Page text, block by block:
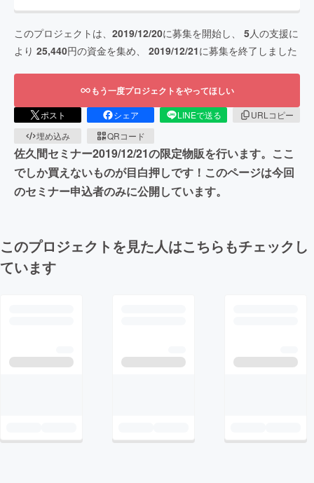
このプロジェクトは、 2019/12/20に募集を開始し、 5人の支援に
より 25,440円の資金を集め、 2019/12/21に募集を終了しました
もう一度プロジェクトをやってほしい
ポスト シェア LINEで送る
URLコピー
埋め込み
QRコード
佐久間セミナー2019/12/21の限定物販を行います。ここ
でしか買えないものが目白押しです！このページは今回
のセミナー申込者のみに公開しています。
このプロジェクトを見た人はこちらもチェックし
ています